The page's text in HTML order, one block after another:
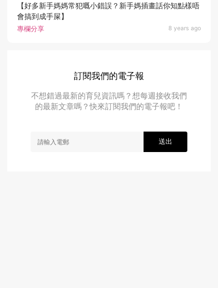
專欄分享 8 years ago
【好多新手媽媽常犯嘅小錯誤？新手媽插畫話你知點樣唔
會搞到成手屎】
訂閱我們的電子報
不想錯過最新的育兒資訊嗎？想每週接收我們
的最新文章嗎？快來訂閱我們的電子報吧！
送出